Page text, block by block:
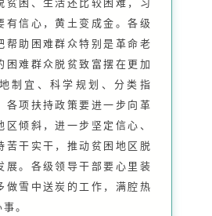
贫困、生活还比较困难，习
有信心，黄土变成金。各级
帮助困难群众特别是革命老
困难群众脱贫致富摆在更加
制宜、科学规划、分类指
各项扶持政策要进一步向革
区倾斜，进一步坚定信心、
苦干实干，推动贫困地区脱
展。各级领导干部要心里装
做雪中送炭的工作，满腔热
。